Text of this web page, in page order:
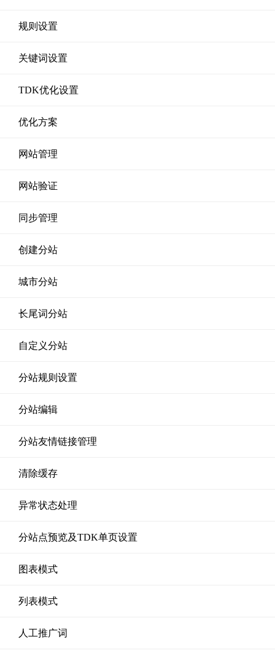
规则设置
关键词设置
TDK优化设置
优化方案
网站管理
网站验证
同步管理
创建分站
城市分站
长尾词分站
自定义分站
分站规则设置
分站编辑
分站友情链接管理
清除缓存
异常状态处理
分站点预览及TDK单页设置
图表模式
列表模式
人工推广词